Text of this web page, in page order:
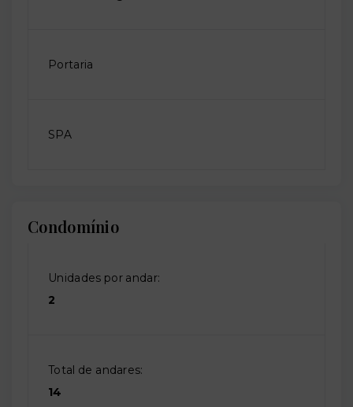
Portaria
SPA
Condomínio
Unidades por andar:
2
Total de andares:
14